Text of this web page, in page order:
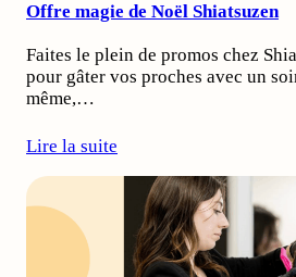
Offre magie de Noël Shiatsuzen
Faites le plein de promos chez
pour gâter vos proches avec un
même,…
Lire la suite